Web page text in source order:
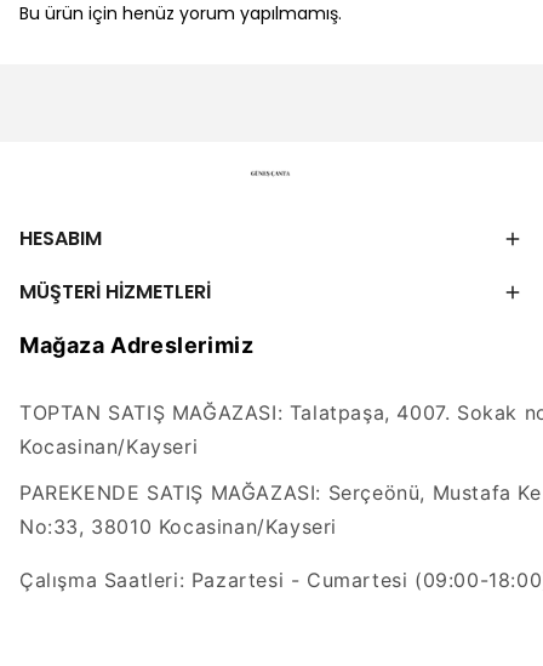
Bu ürün için henüz yorum yapılmamış.
HESABIM
MÜŞTERİ HİZMETLERİ
Mağaza Adreslerimiz
TOPTAN SATIŞ MAĞAZASI: Talatpaşa, 4007. Sokak
Kocasinan/Kayseri
PAREKENDE SATIŞ MAĞAZASI: Serçeönü, Mustafa
No:33, 38010 Kocasinan/Kayseri
Çalışma Saatleri: Pazartesi - Cumartesi (09:00-